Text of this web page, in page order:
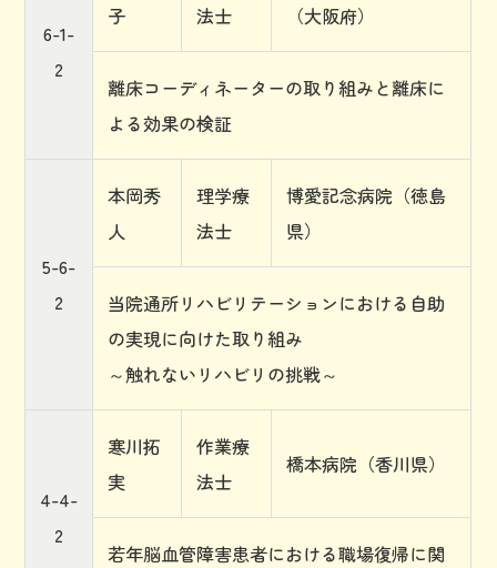
6-1-
2
子
法士
（大阪府）
離床コーディネーターの取り組みと離床に
よる効果の検証
5-6-
2
本岡秀
人
理学療
法士
博愛記念病院（徳島
県）
当院通所リハビリテーションにおける自助
の実現に向けた取り組み
～触れないリハビリの挑戦～
4-4-
2
寒川拓
実
作業療
法士
橋本病院（香川県）
若年脳血管障害患者における職場復帰に関